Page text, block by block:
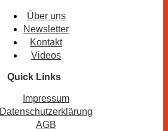
Über uns
Newsletter
Kontakt
Videos
Quick Links
Impressum
Datenschutzerklärung
AGB